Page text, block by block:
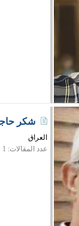
شكر
العراق
عدد المقالات: 1